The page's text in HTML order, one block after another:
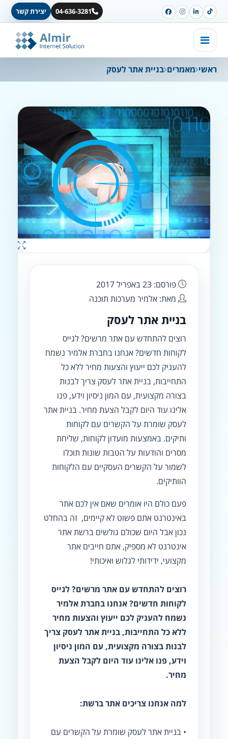
04-636-3281 יצירת קשר
ראשי מאמרים בניית אתר לעסק
פורסם: 23 באפריל 2017
מאת: אלמיר מערכות תוכנה
בניית אתר לעסק
רוצים להתחדש עם אתר מרשים? לגייס
לקוחות חדשים? אנחנו בחברת אלמיר נשמח
להעניק לכם ייעוץ והצעות מחיר ללא כל
התחייבות, בניית אתר לעסק צריך לבנות
בצורה מקצועית, עם המון ניסיון וידע, פנו
אלינו עוד היום לקבל הצעת מחיר. בניית אתר
לעסק שומרת על הקשרים עם לקוחות
ותיקים. באמצעות מועדון לקוחות, שליחת
מסרים והודעות על הטבות שונות תוכלו
לשמור על הקשרים העסקיים עם הלקוחות
הוותיקים.
פעם כולם היו אומרים שאם אין לכם אתר
באינטרנט אתם פשוט לא קיימים, זה בהחלט
נכון אבל היום שכולם גולשים ברשת אתר
אינטרנט לא מספיק, אתם חייבים אתר
מקצועי, ידידותי לגלוש ואיכותי!
רוצים להתחדש עם אתר מרשים? לגייס
לקוחות חדשים? אנחנו בחברת אלמיר
נשמח להעניק לכם ייעוץ והצעות מחיר
ללא כל התחייבות, בניית אתר לעסק צריך
לבנות בצורה מקצועית, עם המון ניסיון
וידע, פנו אלינו עוד היום לקבל הצעת
מחיר.
למה אנחנו צריכים אתר ברשת:
• בניית אתר לעסק שומרת על הקשרים עם